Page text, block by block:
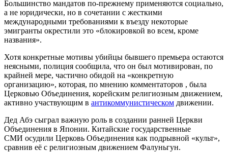
Большинство мандатов по-прежнему применяются социально,
а не юридически, но в сочетании с жесткими
международными требованиями к въезду некоторые
эмигранты окрестили это «блокировкой во всем, кроме
названия».
Хотя конкретные мотивы убийцы бывшего премьера остаются
неясными, полиция сообщила, что он был мотивирован, по
крайней мере, частично обидой на «конкретную
организацию», которая, по мнению комментаторов , была
Церковью Объединения, корейским религиозным движением,
активно участвующим в антикоммунистическом движении.
Дед Абэ сыграл важную роль в создании ранней Церкви
Объединения в Японии. Китайские государственные
СМИ осудили Церковь Объединения как подрывной «культ»,
сравнив её с религиозным движением Фалуньгун.